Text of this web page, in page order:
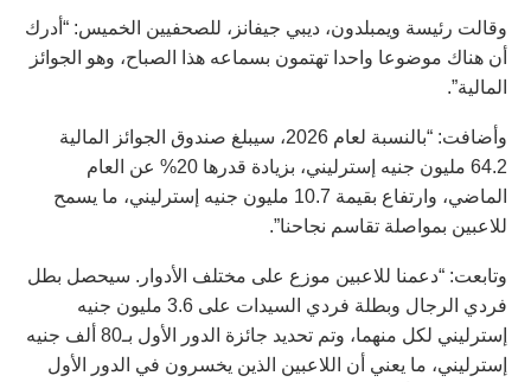
وقالت رئيسة ويمبلدون، ديبي جيفانز، للصحفيين الخميس: “أدرك
أن هناك موضوعا واحدا تهتمون بسماعه هذا الصباح، وهو الجوائز
المالية”.
وأضافت: “بالنسبة لعام 2026، سيبلغ صندوق الجوائز المالية
64.2 مليون جنيه إسترليني، بزيادة قدرها 20% عن العام
الماضي، وارتفاع بقيمة 10.7 مليون جنيه إسترليني، ما يسمح
للاعبين بمواصلة تقاسم نجاحنا”.
وتابعت: “دعمنا للاعبين موزع على مختلف الأدوار. سيحصل بطل
فردي الرجال وبطلة فردي السيدات على 3.6 مليون جنيه
إسترليني لكل منهما، وتم تحديد جائزة الدور الأول بـ80 ألف جنيه
إسترليني، ما يعني أن اللاعبين الذين يخسرون في الدور الأول